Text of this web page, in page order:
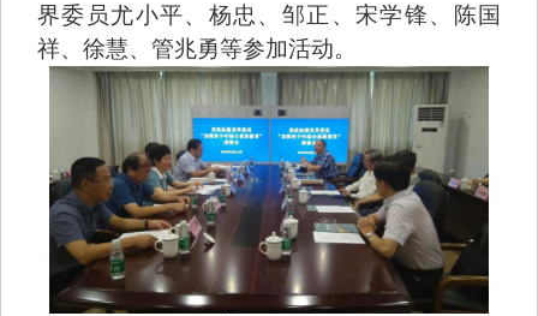
界委员尤小平、杨忠、邹正、宋学锋、陈国
祥、徐慧、管兆勇等参加活动。